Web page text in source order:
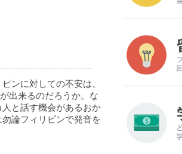
ンに対しての不安は、
出来るのだろうか。な
と話す機会があるおか
論フィリピンで発音を